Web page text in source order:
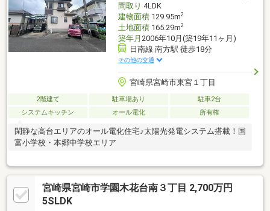
間取り 4LDK
建物面積129.95m2
土地面積165.29m2
築年月 2006年10月(築19年11ヶ月)
日南線 南方駅 徒歩18分
その他の交通
宮崎県宮崎市東宮１丁目
2階建て 駐車場あり
駐車2台
システムキッチン
オール電化 所有権
閑静な高台エリアのオール電化住宅♪太陽光発電システム搭載！国
富小学校・本郷中学校エリア
宮崎県宮崎市学園木花台南３丁目 2,700万円
5SLDK